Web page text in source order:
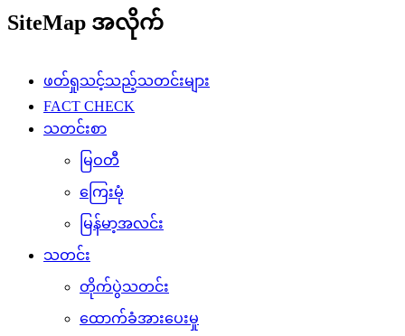
SiteMap အလိုက်
ဖတ်ရှုသင့်သည့်သတင်းများ
FACT CHECK
သတင်းစာ
မြဝတီ
ကြေးမုံ
မြန်မာ့အလင်း
သတင်း
တိုက်ပွဲသတင်း
ထောက်ခံအားပေးမှု